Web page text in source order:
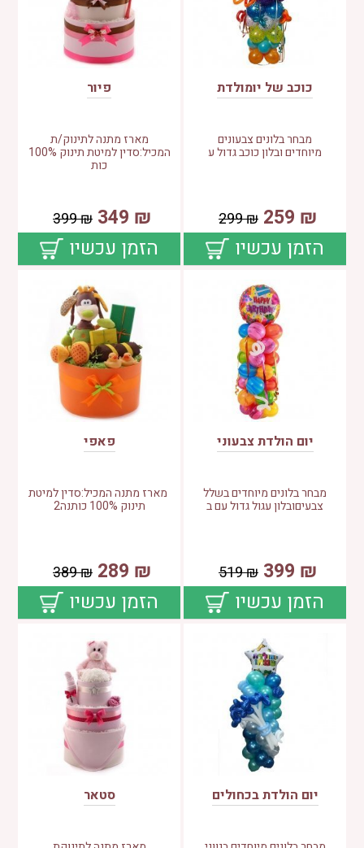
כוכב של יומולדת
מבחר בלונים צבעונים
מיוחדים ובלון כוכב גדול ע
₪
259
₪
299
הזמן עכשיו
פיור
מארז מתנה לתינוק/ת
המכיל:סדין למיטת תינוק 100%
כות
₪
349
₪
399
הזמן עכשיו
יום הולדת צבעוני
מבחר בלונים מיוחדים בשלל
צבעיםובלון עגול גדול עם ב
₪
399
₪
519
הזמן עכשיו
פאפי
מארז מתנה המכיל:סדין למיטת
תינוק 100% כותנה2
₪
289
₪
389
הזמן עכשיו
יום הולדת בכחולים סטאר